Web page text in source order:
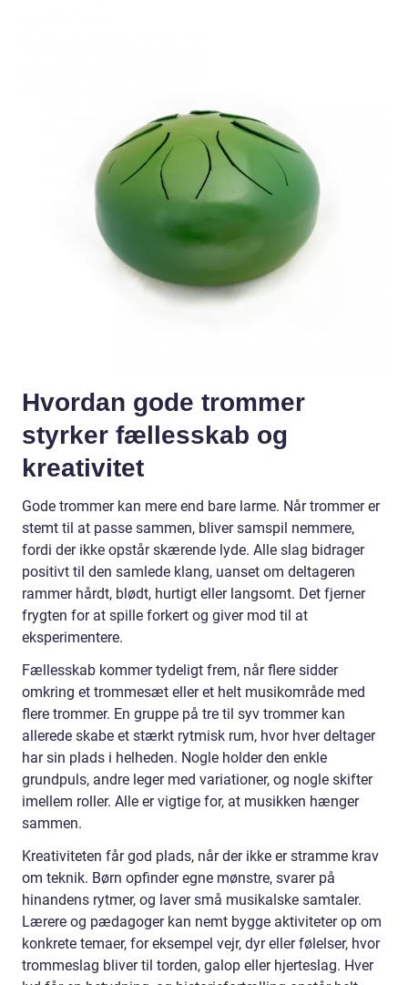
Hvordan gode trommer
styrker fællesskab og
kreativitet
Gode trommer kan mere end bare larme. Når trommer er
stemt til at passe sammen, bliver samspil nemmere,
fordi der ikke opstår skærende lyde. Alle slag bidrager
positivt til den samlede klang, uanset om deltageren
rammer hårdt, blødt, hurtigt eller langsomt. Det fjerner
frygten for at spille forkert og giver mod til at
eksperimentere.
Fællesskab kommer tydeligt frem, når flere sidder
omkring et trommesæt eller et helt musikområde med
flere trommer. En gruppe på tre til syv trommer kan
allerede skabe et stærkt rytmisk rum, hvor hver deltager
har sin plads i helheden. Nogle holder den enkle
grundpuls, andre leger med variationer, og nogle skifter
imellem roller. Alle er vigtige for, at musikken hænger
sammen.
Kreativiteten får god plads, når der ikke er stramme krav
om teknik. Børn opfinder egne mønstre, svarer på
hinandens rytmer, og laver små musikalske samtaler.
Lærere og pædagoger kan nemt bygge aktiviteter op om
konkrete temaer, for eksempel vejr, dyr eller følelser, hvor
trommeslag bliver til torden, galop eller hjerteslag. Hver